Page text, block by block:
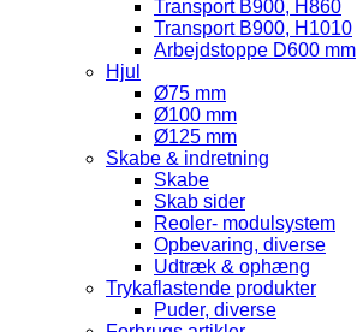
Transport B900, H860
Transport B900, H1010
Arbejdstoppe D600 mm
Hjul
Ø75 mm
Ø100 mm
Ø125 mm
Skabe & indretning
Skabe
Skab sider
Reoler- modulsystem
Opbevaring, diverse
Udtræk & ophæng
Trykaflastende produkter
Puder, diverse